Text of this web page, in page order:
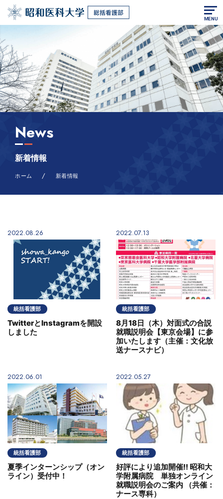
MENU
News
新着情報
ホーム / 新着情報
2022.08.26
統括看護部
TwitterとInstagramを開設
しました
2022.07.13
統括看護部
8月18日（木）対面式の合説
就職説明会【東京会場】に参
加いたします（主催：文化放
送ナースナビ）
2022.06.01
統括看護部
夏季インターンシップ（オン
ライン）受付中！
2022.05.27
統括看護部
好評により追加開催!! 昭和大
学附属病院 単独オンライン
就職説明会のご案内 （共催：
ナース専科）